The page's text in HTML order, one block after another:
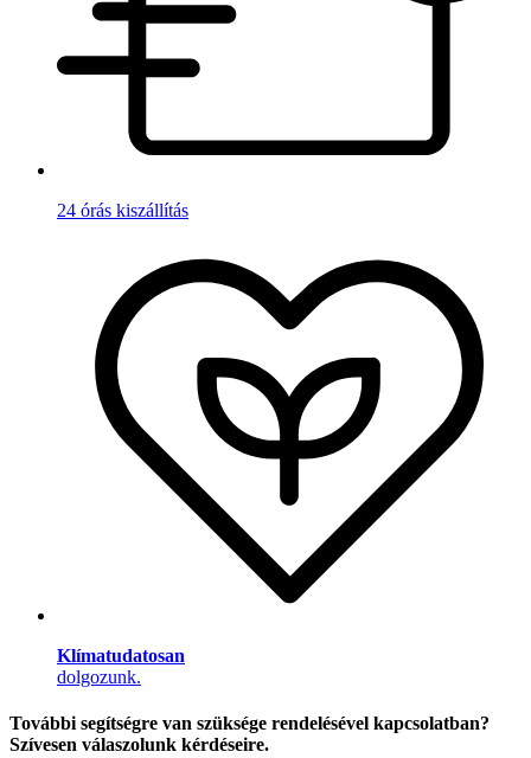
24 órás kiszállítás
Klímatudatosan
dolgozunk.
További segítségre van szüksége rendelésével kapcsolatban?
Szívesen válaszolunk kérdéseire.